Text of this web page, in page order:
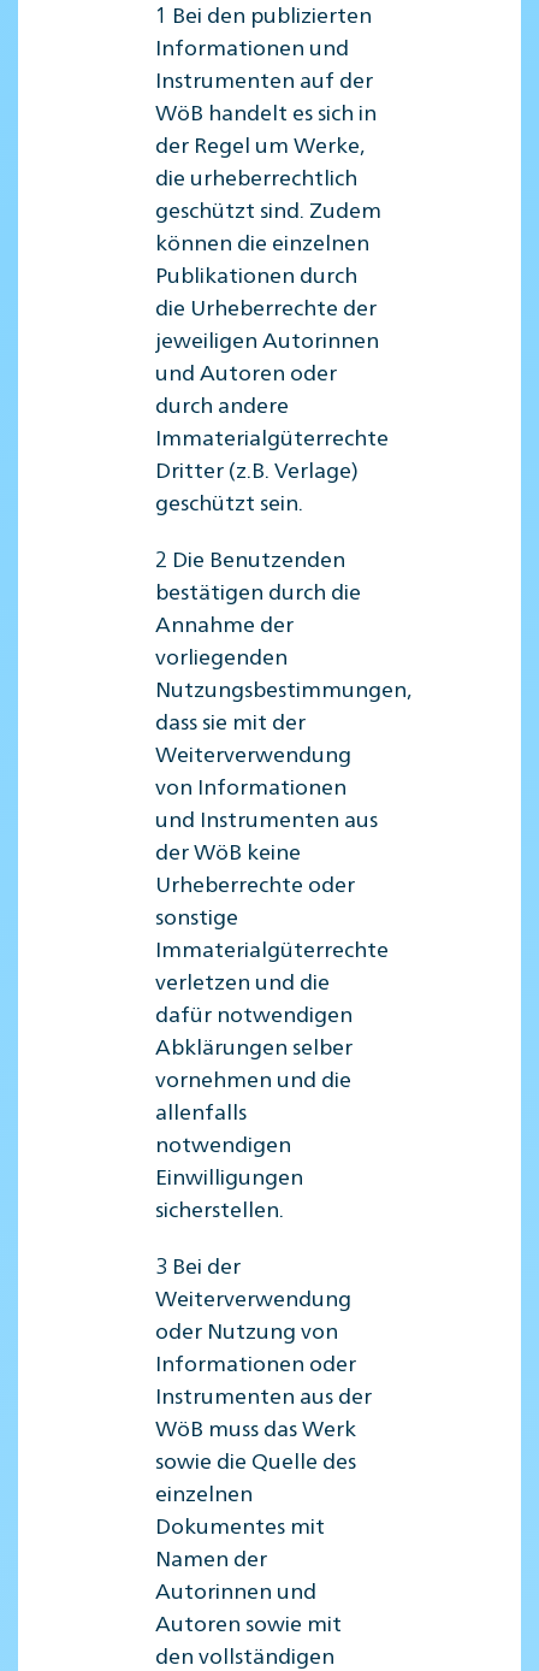
1 Bei den publizierten
Informationen und
Instrumenten auf der
WöB handelt es sich in
der Regel um Werke,
die urheberrechtlich
geschützt sind. Zudem
können die einzelnen
Publikationen durch
die Urheberrechte der
jeweiligen Autorinnen
und Autoren oder
durch andere
Immaterialgüterrechte
Dritter (z.B. Verlage)
geschützt sein.
2 Die Benutzenden
bestätigen durch die
Annahme der
vorliegenden
Nutzungsbestimmungen,
dass sie mit der
Weiterverwendung
von Informationen
und Instrumenten aus
der WöB keine
Urheberrechte oder
sonstige
Immaterialgüterrechte
verletzen und die
dafür notwendigen
Abklärungen selber
vornehmen und die
allenfalls
notwendigen
Einwilligungen
sicherstellen.
3 Bei der
Weiterverwendung
oder Nutzung von
Informationen oder
Instrumenten aus der
WöB muss das Werk
sowie die Quelle des
einzelnen
Dokumentes mit
Namen der
Autorinnen und
Autoren sowie mit
den vollständigen